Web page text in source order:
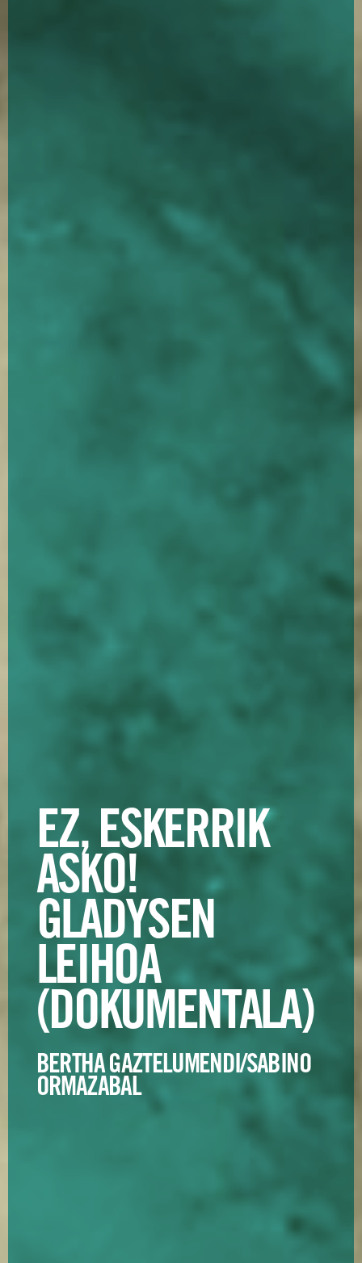
EZ, ESKERRIK
ASKO!
GLADYSEN
LEIHOA
(DOKUMENTALA)
BERTHA GAZTELUMENDI/SABINO
ORMAZABAL